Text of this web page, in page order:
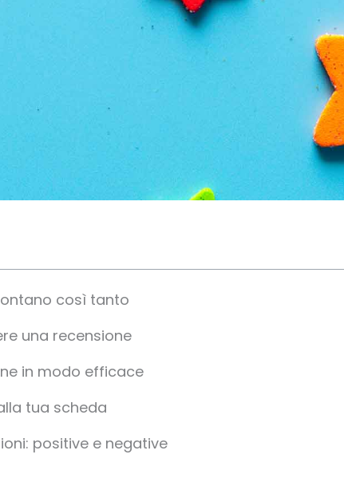
così tanto
una recensione
in modo efficace
tua scheda
positive e negative